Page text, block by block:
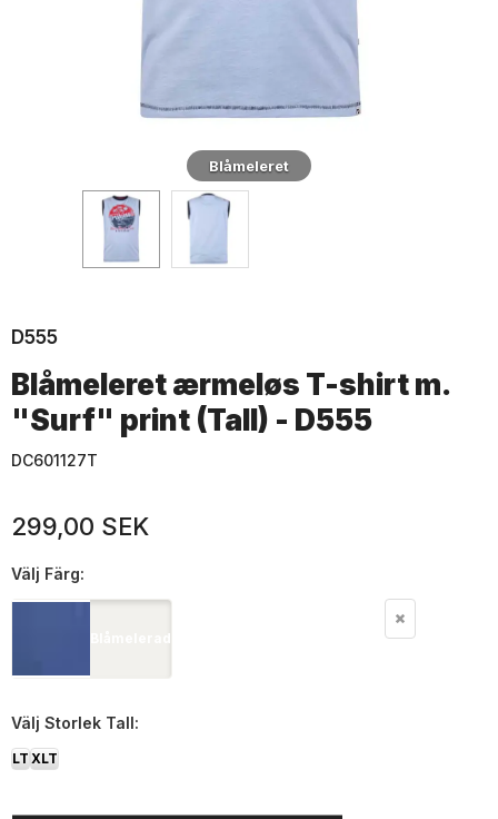
Blåmeleret
D555
Blåmeleret ærmeløs T-shirt m.
"Surf" print (Tall) - D555
DC601127T
299,00 SEK
Välj Färg:
Blåmelerad
Välj Storlek Tall:
LT XLT